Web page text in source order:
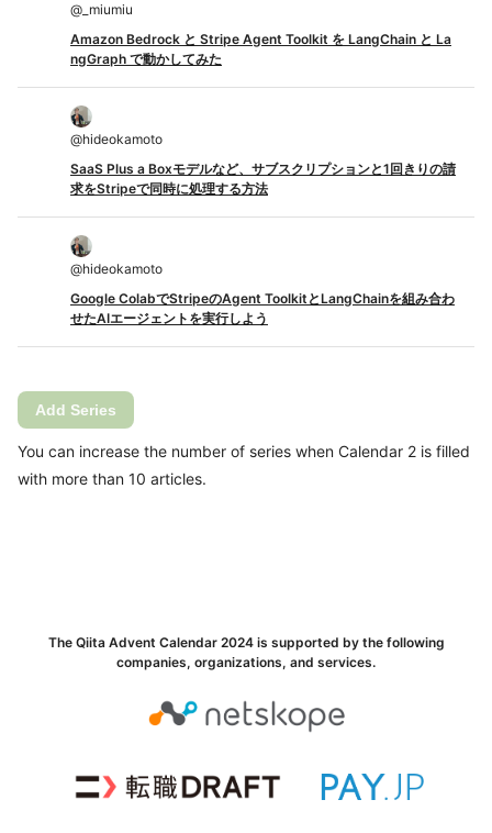
@ _miumiu
Amazon Bedrock と Stripe Agent Toolkit を LangChain と La
ngGraph で動かしてみた
@hideokamoto
SaaS Plus a Boxモデルなど、サブスクリプションと1回きりの請
求をStripeで同時に処理する方法
@hideokamoto
Google ColabでStripeのAgent ToolkitとLangChainを組み合わ
せたAIエージェントを実行しよう
Add Series
You can increase the number of series when Calendar 2 is filled
with more than 10 articles.
The Qiita Advent Calendar 2024 is supported by the following
companies, organizations, and services.